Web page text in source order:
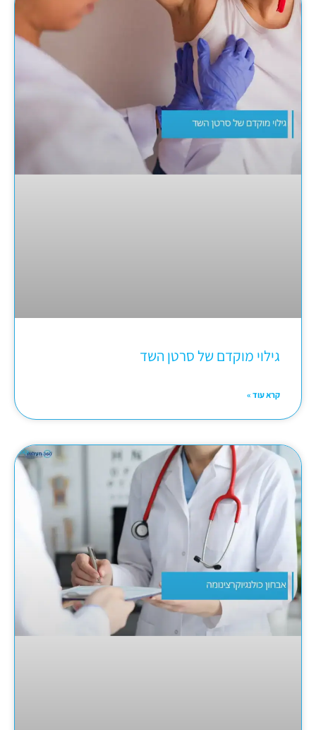
גילוי מוקדם של סרטן השד
קרא עוד »